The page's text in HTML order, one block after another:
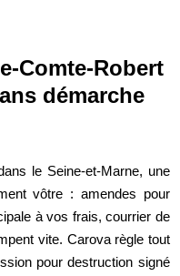
Comte-Robert
démarche
le Seine-et-Marne, une
vôtre : amendes pour
à vos frais, courrier de
vite. Carova règle tout
pour destruction signé